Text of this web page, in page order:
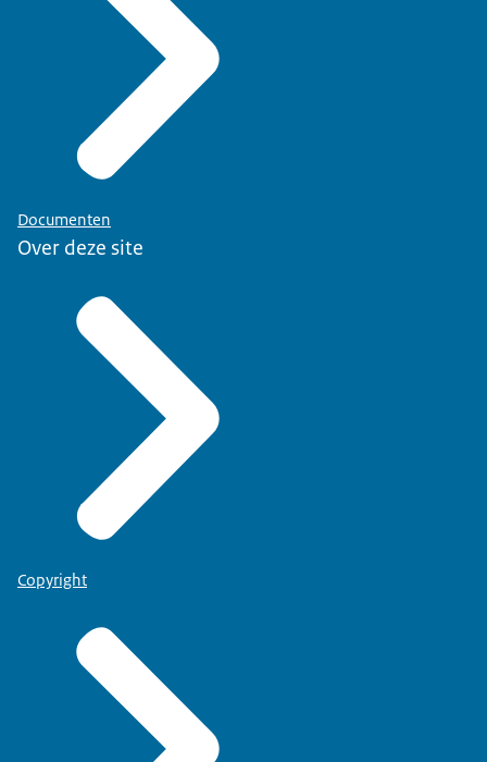
Documenten
Over deze site
Copyright